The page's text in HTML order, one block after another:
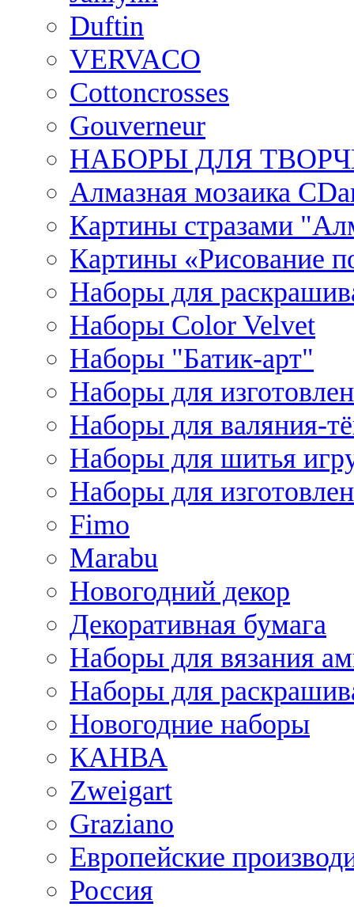
Duftin
VERVACO
Cottoncrosses
Gouverneur
НАБОРЫ ДЛЯ
Алмазная мозаика
Картины стразами
Картины «Рисование
Наборы для
Наборы Сolor Velvet
Наборы "Батик-арт"
Наборы для
Наборы для валяния-
Наборы для шитья
Наборы для
Fimo
Marabu
Новогодний декор
Декоративная бумага
Наборы для вязания
Наборы для
Новогодние наборы
КАНВА
Zweigart
Graziano
Европейские
Россия